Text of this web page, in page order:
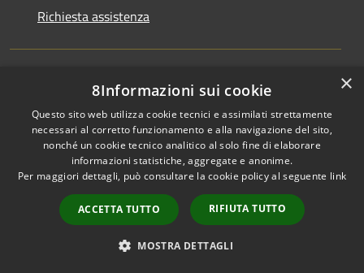
Richiesta assistenza
Amministrazione trasparente
Informative Privacy
Privacy Policy
Privacy Whistleblowing
Note legali
Dichiarazione di accessibilità
×
8Informazioni sui cookie
Questo sito web utilizza cookie tecnici e assimilati strettamente
necessari al corretto funzionamento e alla navigazione del sito,
nonché un cookie tecnico analitico al solo fine di elaborare
informazioni statistiche, aggregate e anonime.
Per maggiori dettagli, può consultare la cookie policy al seguente link
ACCETTA TUTTO RIFIUTA TUTTO
MOSTRA DETTAGLI